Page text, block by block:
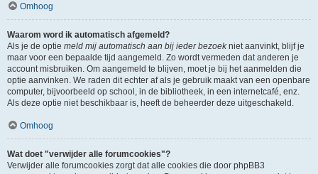
Omhoog
Waarom word ik automatisch afgemeld?
Als je de optie meld mij automatisch aan bij ieder bezoekniet aanvinkt, blijf je
maar voor een bepaalde tijd aangemeld. Zo wordt vermeden dat anderen je
account misbruiken. Om aangemeld te blijven, moet je bij het aanmelden die
optie aanvinken. We raden dit echter af als je gebruik maakt van een openbare
computer, bijvoorbeeld op school, in de bibliotheek, in een internetcafé, enz.
Als deze optie niet beschikbaar is, heeft de beheerder deze uitgeschakeld.
Omhoog
Wat doet "verwijder alle forumcookies"?
Verwijder alle forumcookies zorgt dat alle cookies die door phpBB3